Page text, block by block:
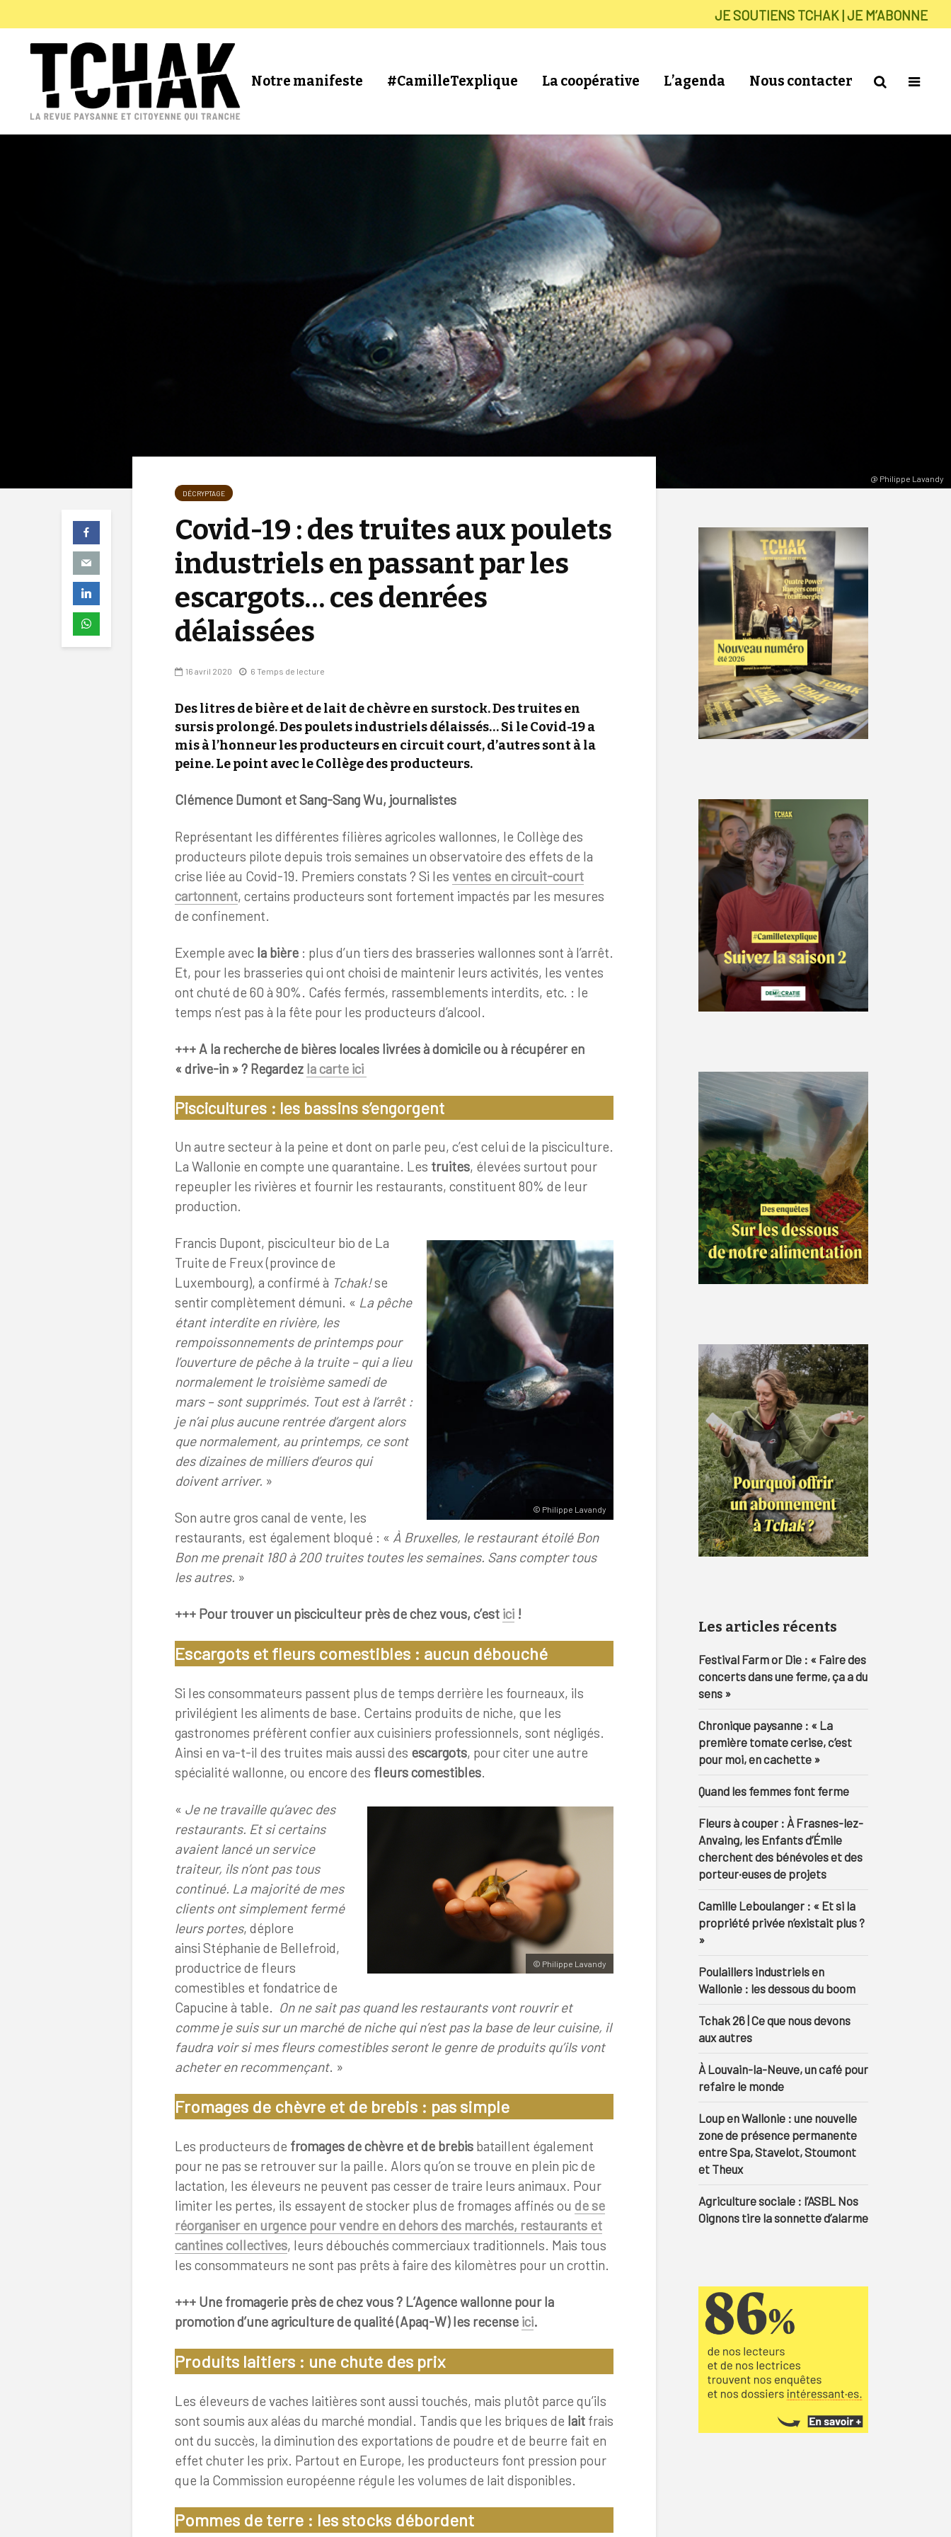
JE SOUTIENS TCHAK | JE M’ABONNE
Notre manifeste #CamilleTexplique La coopérative L’agenda Nous contacter
@ Philippe Lavandy
DÉCRYPTAGE
Covid-19 : des truites aux poulets
industriels en passant par les
escargots… ces denrées
délaissées
16 avril 2020 6 Temps de lecture
Des litres de bière et de lait de chèvre en surstock. Des truites en
sursis prolongé. Des poulets industriels délaissés…Si le Covid-19 a
mis à l’honneur les producteurs en circuit court, d’autres sont à la
peine.Le point avec le Collège des producteurs.
Clémence Dumont et Sang-Sang Wu, journalistes
Représentant les différentes filières agricoles wallonnes, le Collège des
producteurs pilote depuis trois semaines un observatoire des effets de la
crise liée au Covid-19. Premiers constats ? Si les ventes en circuit-court
cartonnent, certains producteurs sont fortement impactés par les mesures
de confinement.
Exemple avec la bière : plus d’un tiers des brasseries wallonnes sont à l’arrêt.
Et, pour les brasseries qui ont choisi de maintenir leurs activités, les ventes
ont chuté de 60 à 90%. Cafés fermés, rassemblements interdits, etc. : le
temps n’est pas à la fête pour les producteurs d’alcool.
+++ A la recherche de bières locales livrées à domicile ou à récupérer en
« drive-in » ? Regardez la carte ici
Piscicultures : les bassins s’engorgent
Un autre secteur à la peine et dont on parle peu, c’est celui de la pisciculture.
La Wallonie en compte une quarantaine. Les truites, élevées surtout pour
repeupler les rivières et fournir les restaurants, constituent 80% de leur
production.
© Philippe Lavandy
Francis Dupont, pisciculteur bio de La
Truite de Freux (province de
Luxembourg), a confirmé à Tchak!se
sentir complètement démuni. « La pêche
étant interdite en rivière, les
rempoissonnements de printemps pour
l’ouverture de pêche à la truite – qui a lieu
normalement le troisième samedi de
mars – sont supprimés. Tout est à l’arrêt :
je n’ai plus aucune rentrée d’argent alors
que normalement, au printemps, ce sont
des dizaines de milliers d’euros qui
doivent arriver. »
Son autre gros canal de vente, les
restaurants, est également bloqué : « À Bruxelles, le restaurant étoilé Bon
Bon me prenait 180 à 200 truites toutes les semaines. Sans compter tous
les autres. »
+++ Pour trouver un pisciculteur près de chez vous, c’est ici !
Escargots et fleurs comestibles : aucun débouché
Si les consommateurs passent plus de temps derrière les fourneaux, ils
privilégient les aliments de base. Certains produits de niche, que les
gastronomes préfèrent confier aux cuisiniers professionnels, sont négligés.
Ainsi en va-t-il des truites mais aussi des escargots, pour citer une autre
spécialité wallonne, ou encore des fleurs comestibles.
© Philippe Lavandy
« Je ne travaille qu’avec des
restaurants. Et si certains
avaient lancé un service
traiteur, ils n’ont pas tous
continué. La majorité de mes
clients ont simplement fermé
leurs portes, déplore
ainsi Stéphanie de Bellefroid,
productrice de fleurs
comestibles et fondatrice de
Capucine à table. On ne sait pas quand les restaurants vont rouvrir et
comme je suis sur un marché de niche qui n’est pas la base de leur cuisine, il
faudra voir si mes fleurs comestibles seront le genre de produits qu’ils vont
acheter en recommençant. »
Fromages de chèvre et de brebis : pas simple
Les producteurs de fromages de chèvre et de brebis bataillent également
pour ne pas se retrouver sur la paille. Alors qu’on se trouve en plein pic de
lactation, les éleveurs ne peuvent pas cesser de traire leurs animaux. Pour
limiter les pertes, ils essayent de stocker plus de fromages affinés ou de se
réorganiser en urgence pour vendre en dehors des marchés, restaurants et
cantines collectives, leurs débouchés commerciaux traditionnels. Mais tous
les consommateurs ne sont pas prêts à faire des kilomètres pour un crottin.
+++ Une fromagerie près de chez vous ? L’Agence wallonne pour la
promotion d’une agriculture de qualité (Apaq-W) les recense ici.
Produits laitiers : une chute des prix
Les éleveurs de vaches laitières sont aussi touchés, mais plutôt parce qu’ils
sont soumis aux aléas du marché mondial. Tandis que les briques de lait frais
ont du succès, la diminution des exportations de poudre et de beurre fait en
effet chuter les prix. Partout en Europe, les producteurs font pression pour
que la Commission européenne régule les volumes de lait disponibles.
Pommes de terre : les stocks débordent
Les articles récents
Festival Farm or Die : « Faire des
concerts dans une ferme, ça a du
sens »
Chronique paysanne : « La
première tomate cerise, c’est
pour moi, en cachette »
Quand les femmes font ferme
Fleurs à couper : À Frasnes-lez-
Anvaing, les Enfants d’Émile
cherchent des bénévoles et des
porteur·euses de projets
Camille Leboulanger : « Et si la
propriété privée n’existait plus ?
»
Poulaillers industriels en
Wallonie : les dessous du boom
Tchak 26 | Ce que nous devons
aux autres
À Louvain-la-Neuve, un café pour
refaire le monde
Loup en Wallonie : une nouvelle
zone de présence permanente
entre Spa, Stavelot, Stoumont
et Theux
Agriculture sociale : l’ASBL Nos
Oignons tire la sonnette d’alarme